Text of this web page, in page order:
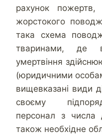
рахунок
жорстокого
така схема
тваринами, де
умертвіння
(юридичними
вищевказані види
своєму
персонал з числа
також необхідне